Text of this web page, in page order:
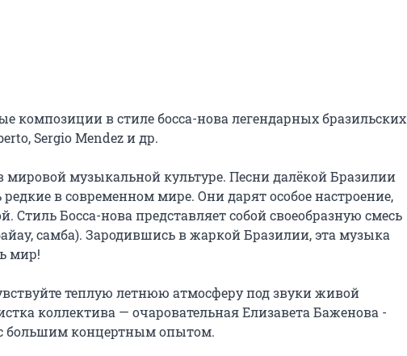
композиции в стиле босса-нова легендарных бразильских
Sergio Mendez и др.
мировой музыкальной культуре. Песни далёкой Бразилии
в современном мире. Они дарят особое настроение,
Босса-нова представляет собой своеобразную смесь
самба). Зародившись в жаркой Бразилии, эта музыка
мир!
теплую летнюю атмосферу под звуки живой
коллектива — очаровательная Елизавета Баженова -
большим концертным опытом.